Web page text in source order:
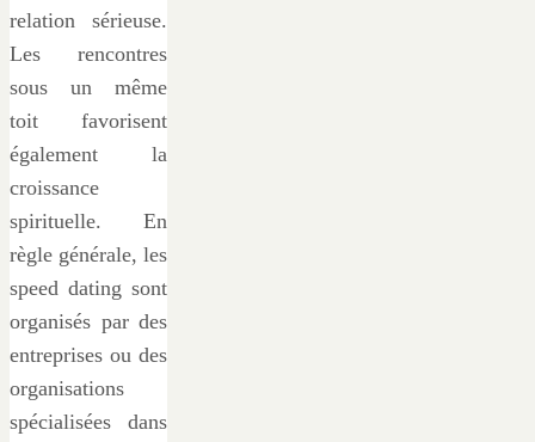
relation sérieuse.
Les rencontres
sous un même
toit favorisent
également la
croissance
spirituelle. En
règle générale, les
speed dating sont
organisés par des
entreprises ou des
organisations
spécialisées dans